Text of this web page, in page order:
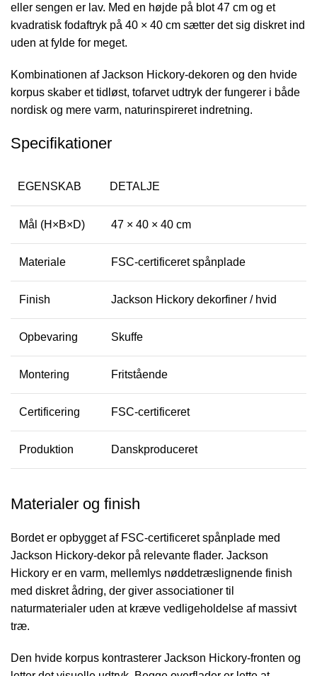
eller sengen er lav. Med en højde på blot 47 cm og et
kvadratisk fodaftryk på 40 × 40 cm sætter det sig diskret ind
uden at fylde for meget.
Kombinationen af Jackson Hickory-dekoren og den hvide
korpus skaber et tidløst, tofarvet udtryk der fungerer i både
nordisk og mere varm, naturinspireret indretning.
Specifikationer
EGENSKAB DETALJE
Mål (H×B×D) 47 × 40 × 40 cm
Materiale FSC-certificeret spånplade
Finish Jackson Hickory dekorfiner / hvid
Opbevaring Skuffe
Montering Fritstående
Certificering FSC-certificeret
Produktion Danskproduceret
Materialer og finish
Bordet er opbygget af FSC-certificeret spånplade med
Jackson Hickory-dekor på relevante flader. Jackson
Hickory er en varm, mellemlys nøddetræslignende finish
med diskret ådring, der giver associationer til
naturmaterialer uden at kræve vedligeholdelse af massivt
træ.
Den hvide korpus kontrasterer Jackson Hickory-fronten og